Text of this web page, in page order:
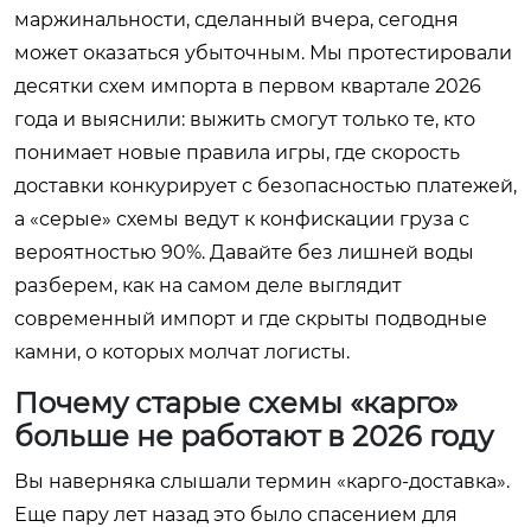
маржинальности, сделанный вчера, сегодня
может оказаться убыточным. Мы протестировали
десятки схем импорта в первом квартале 2026
года и выяснили: выжить смогут только те, кто
понимает новые правила игры, где скорость
доставки конкурирует с безопасностью платежей,
а «серые» схемы ведут к конфискации груза с
вероятностью 90%. Давайте без лишней воды
разберем, как на самом деле выглядит
современный импорт и где скрыты подводные
камни, о которых молчат логисты.
Почему старые схемы «карго»
больше не работают в 2026 году
Вы наверняка слышали термин «карго-доставка».
Еще пару лет назад это было спасением для